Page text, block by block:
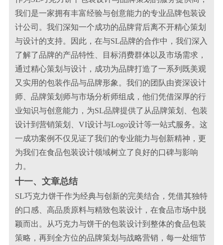
我们是一家拥有丰富经验与创意能力的专业品牌包装设
计公司。我们深知一个成功的品牌背后离不开精心策划
与设计的支持。因此，在与SL品牌的合作中，我们深入
了解了品牌的产品特性、目标消费群体以及市场需求，
通过精心策划与设计，成功为品牌打造了一系列既美观
又实用的包装作品与品牌形象。我们的团队由资深设计
师、品牌策划师与市场分析师组成，他们凭借深厚的行
业知识与创意能力，为SL品牌提供了从品牌策划、包装
设计到营销策划、VI设计与Logo设计等一站式服务。这
一成功案例不仅见证了我们的专业能力与创新精神，更
为我们在食品包装设计领域树立了良好的口碑与影响
力。
十一、文章总结
SL巧克力饼干作为经典与创新的完美结合，凭借其独特
的口感、高品质原料与精致包装设计，在食品市场中脱
颖而出。从巧克力与饼干的包装设计到整体的食品包装
策略，再到全方位的品牌策划与战略营销，每一处细节